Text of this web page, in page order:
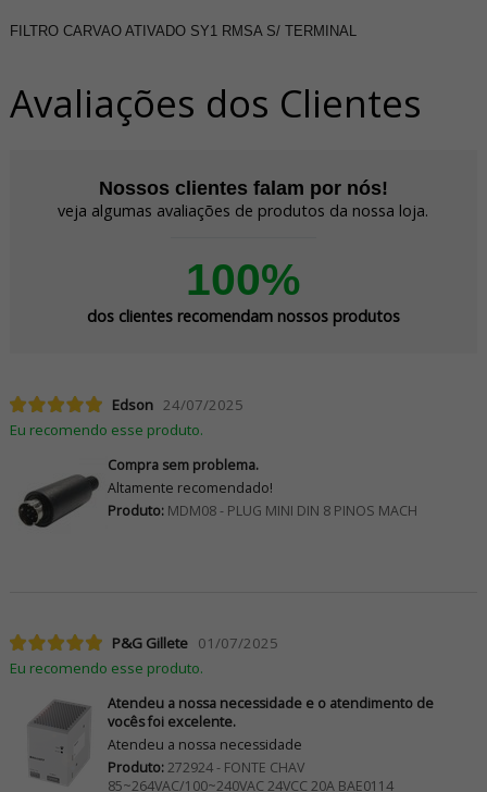
FILTRO CARVAO ATIVADO SY1 RMSA S/ TERMINAL
Avaliações dos Clientes
Nossos clientes falam por nós!
veja algumas avaliações de produtos da nossa loja.
100%
dos clientes recomendam nossos produtos
Edson 24/07/2025
Eu recomendo esse produto.
Compra sem problema.
Altamente recomendado!
Produto:MDM08 - PLUG MINI DIN 8 PINOS MACH
P&G Gillete 01/07/2025
Eu recomendo esse produto.
Atendeu a nossa necessidade e o atendimento de
vocês foi excelente.
Atendeu a nossa necessidade
Produto:272924 - FONTE CHAV
85~264VAC/100~240VAC 24VCC 20A BAE0114